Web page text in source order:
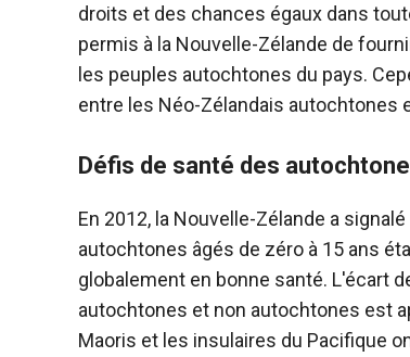
droits et des chances égaux dans
permis à la Nouvelle-Zélande de
les peuples autochtones du pays.
entre les Néo-Zélandais autochtones
Défis de santé des
En 2012, la Nouvelle-Zélande a
autochtones âgés de zéro à 15 ans
globalement en bonne santé. L'écart
autochtones et non autochtones est
Maoris et les insulaires du Pacifique